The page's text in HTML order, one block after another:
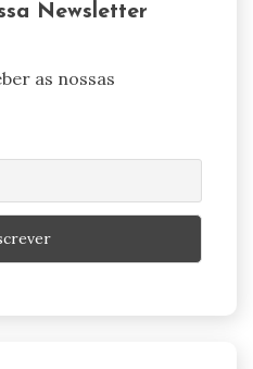
Newsletter
as nossas